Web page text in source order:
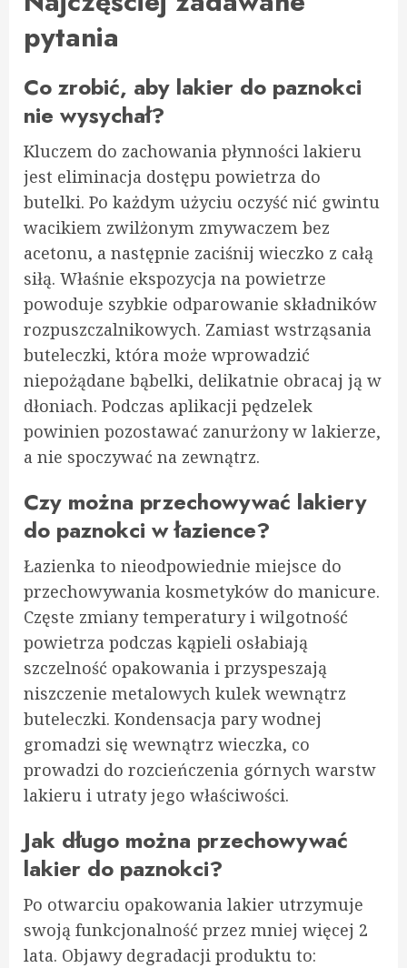
pytania
Co zrobić, aby lakier do paznokci
nie wysychał?
Kluczem do zachowania płynności lakieru
jest eliminacja dostępu powietrza do
butelki. Po każdym użyciu oczyść nić gwintu
wacikiem zwilżonym zmywaczem bez
acetonu, a następnie zaciśnij wieczko z całą
siłą. Właśnie ekspozycja na powietrze
powoduje szybkie odparowanie składników
rozpuszczalnikowych. Zamiast wstrząsania
buteleczki, która może wprowadzić
niepożądane bąbelki, delikatnie obracaj ją w
dłoniach. Podczas aplikacji pędzelek
powinien pozostawać zanurżony w lakierze,
a nie spoczywać na zewnątrz.
Czy można przechowywać lakiery
do paznokci w łazience?
Łazienka to nieodpowiednie miejsce do
przechowywania kosmetyków do manicure.
Częste zmiany temperatury i wilgotność
powietrza podczas kąpieli osłabiają
szczelność opakowania i przyspeszają
niszczenie metalowych kulek wewnątrz
buteleczki. Kondensacja pary wodnej
gromadzi się wewnątrz wieczka, co
prowadzi do rozcieńczenia górnych warstw
lakieru i utraty jego właściwości.
Jak długo można przechowywać
lakier do paznokci?
Po otwarciu opakowania lakier utrzymuje
swoją funkcjonalność przez mniej więcej 2
lata. Objawy degradacji produktu to: